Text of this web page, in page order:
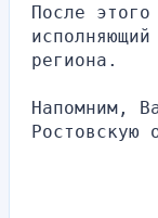
После
региона.
Напомним,
Ростовскую